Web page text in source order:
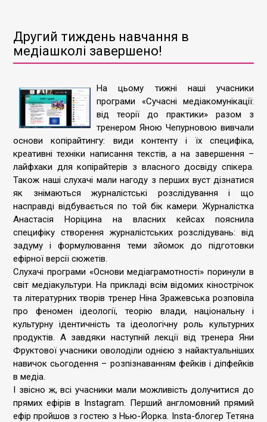
Другий тиждень навчання в
медіашколі завершено!
На цьому тижні наші учасники
програми «Сучасні медіакомунікації:
від теорії до практики» разом з
тренером Яною Чепурновою вивчали
основи копірайтингу: види контенту і їх специфіка,
креативні техніки написання текстів, а на завершення –
лайфхаки для копірайтерів з власного досвіду спікера.
Також наші слухачі мали нагоду з перших вуст дізнатися
як знімаються журналістські розслідування і що
насправді відбувається по той бік камери. Журналістка
Анастасія Норіцина на власних кейсах пояснила
специфіку створення журналістських розслідувань: від
задуму і формулювання теми зйомок до підготовки
ефірної версії сюжетів.
Слухачі програми «Основи медіаграмотності» поринули в
світ медіакультури. На прикладі всім відомих кінострічок
та літературних творів тренер Ніна Зражевська розповіла
про феномен ідеології, теорію влади, національну і
культурну ідентичність та ідеологічну роль культурних
продуктів. А завдяки наступній лекції від тренера Яни
Фруктової учасники оволоділи однією з найактуальніших
навичок сьогодення – розпізнаванням фейків і діпфейків
в медіа.
І звісно ж, всі учасники мали можливість долучитися до
прямих ефірів в Instagram. Перший англомовний прямий
ефір пройшов з гостею з Нью-Йорка. Insta-блогер Тетяна